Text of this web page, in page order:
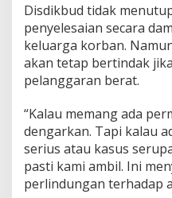
Disdikbud tidak
penyelesaian secara
keluarga korban.
akan tetap bertindak
pelanggaran berat.
“Kalau memang ada
dengarkan. Tapi kalau
serius atau kasus
pasti kami ambil. Ini
perlindungan terhadap